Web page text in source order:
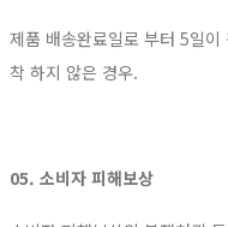
제품 배송완료일로 부터 5일
착 하지 않은 경우.
05. 소비자 피해보상